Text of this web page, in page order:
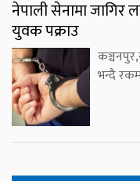
नेपाली सेनामा जागिर
युवक पक्राउ
भन्दै